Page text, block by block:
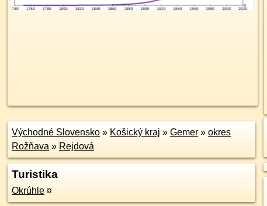
Východné Slovensko » Košický kraj » Gemer » okres
Rožňava » Rejdová
Turistika
Okrúhle ¤